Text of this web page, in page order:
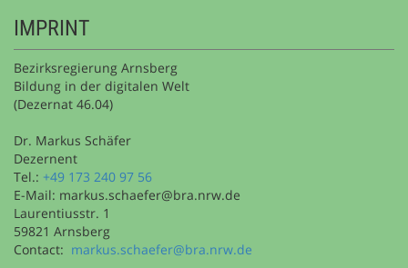
IMPRINT
Bezirksregierung Arnsberg
Bildung in der digitalen Welt
(Dezernat 46.04)
Dr. Markus Schäfer
Dezernent
Tel.: +49 173 240 97 56
E-Mail: markus.schaefer@bra.nrw.de
Laurentiusstr. 1
59821 Arnsberg
Contact: markus.schaefer@bra.nrw.de